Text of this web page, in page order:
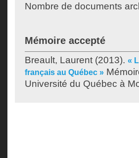
Nombre de documents
Mémoire accepté
Breault, Laurent (2013). «
français au Québec »
Université du Québec à